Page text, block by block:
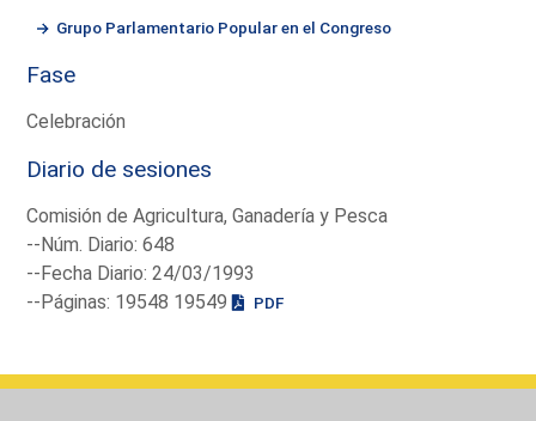
Grupo Parlamentario Popular en el Congreso
Fase
Celebración
Diario de sesiones
Comisión de Agricultura, Ganadería y Pesca
--Núm. Diario: 648
--Fecha Diario: 24/03/1993
--Páginas: 19548 19549
PDF